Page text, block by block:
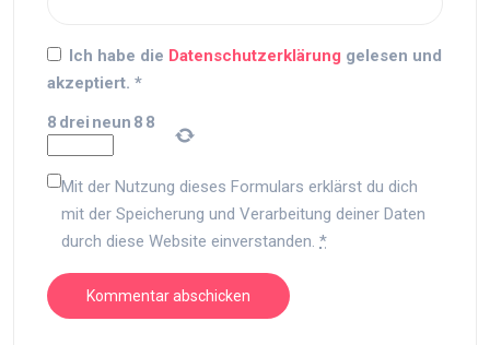
Ich habe die Datenschutzerklärung gelesen und
akzeptiert. *
8 drei neun 8 8
Mit der Nutzung dieses Formulars erklärst du dich
mit der Speicherung und Verarbeitung deiner Daten
durch diese Website einverstanden. *